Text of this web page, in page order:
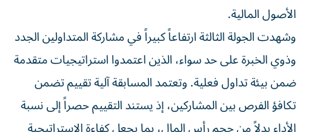
وشهدت الجولة الثالثة ارتفاعاً كبيراً في مشاركة المتداولين الجدد
وذوي الخبرة على حد سواء، الذين اعتمدوا استراتيجيات متقدمة
ضمن بيئة تداول فعلية. وتعتمد المسابقة آلية تقييم تضمن
تكافؤ الفرص بين المشاركين، إذ يستند التقييم حصراً إلى نسبة
الأداء بدلاً من حجم رأس المال، بما يجعل كفاءة الاستراتيجية